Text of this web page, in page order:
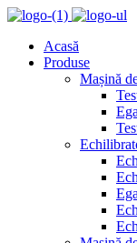
Acasă
Produse
Mașină